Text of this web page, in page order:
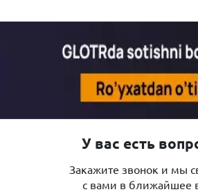
У вас есть
Закажите звонок и мы
с вами в ближайшее